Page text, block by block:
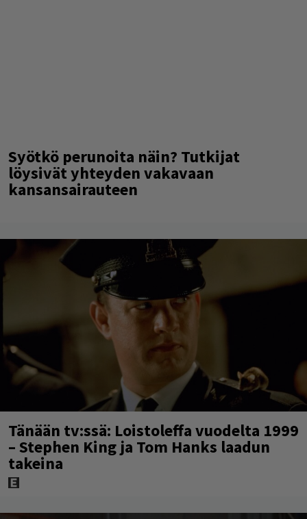
Syötkö perunoita näin? Tutkijat
löysivät yhteyden vakavaan
kansansairauteen
Tänään tv:ssä: Loistoleffa vuodelta 1999
– Stephen King ja Tom Hanks laadun
takeina